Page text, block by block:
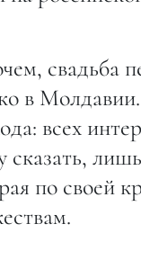
свадьба
в
всех
сказать,
по своей